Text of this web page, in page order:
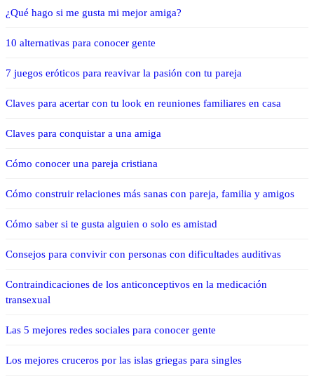
¿Qué hago si me gusta mi mejor amiga?
10 alternativas para conocer gente
7 juegos eróticos para reavivar la pasión con tu pareja
Claves para acertar con tu look en reuniones familiares en casa
Claves para conquistar a una amiga
Cómo conocer una pareja cristiana
Cómo construir relaciones más sanas con pareja, familia y amigos
Cómo saber si te gusta alguien o solo es amistad
Consejos para convivir con personas con dificultades auditivas
Contraindicaciones de los anticonceptivos en la medicación
transexual
Las 5 mejores redes sociales para conocer gente
Los mejores cruceros por las islas griegas para singles